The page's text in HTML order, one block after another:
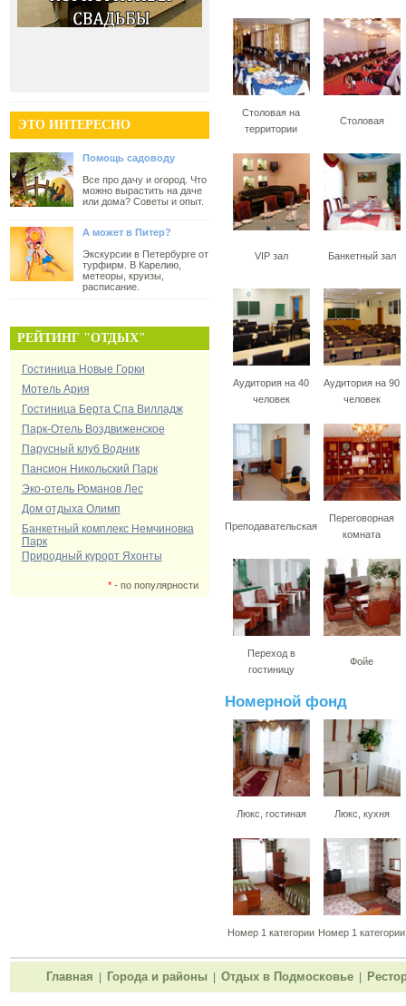
ЭТО ИНТЕРЕСНО
Помощь садоводу
Все про дачу и огород. Что
можно вырастить на даче
или дома? Советы и опыт.
А может в Питер?
Экскурсии в Петербурге от
турфирм. В Карелию,
метеоры, круизы,
расписание.
РЕЙТИНГ "ОТДЫХ"
Гостиница Новые Горки
Мотель Ария
Гостиница Берта Спа Вилладж
Парк-Отель Воздвиженское
Парусный клуб Водник
Пансион Никольский Парк
Эко-отель Романов Лес
Дом отдыха Олимп
Банкетный комплекс Немчиновка
Парк
Природный курорт Яхонты
*- по популярности
Столовая на
территории
Столовая
VIP зал Банкетный зал
Аудитория на 40
человек
Аудитория на 90
человек
Преподавательская
Переговорная
комната
Переход в
гостиницу
Фойе
Номерной фонд
Люкс, гостиная Люкс, кухня
Номер 1 категории Номер 1 категории
Главная Города и районы Отдых в Подмосковье